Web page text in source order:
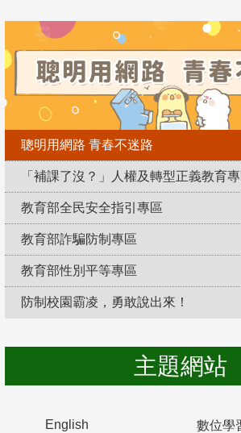
聰明用網路 青春不迷路
「補課了沒？」人權及轉型正義教育
教育部全民安全指引專區
教育部詐騙防制專區
教育部性別平等專區
防制校園霸凌，勇敢說出來！
主題網站
English 數位學